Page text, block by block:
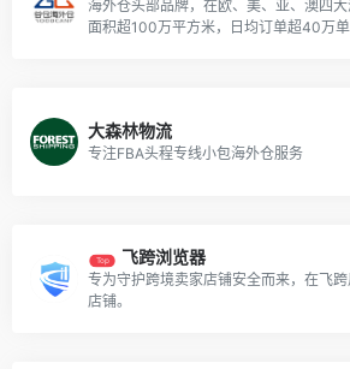
海外仓头部品牌，在欧、美、亚、澳四
面积超100万平方米，日均订单超40万单
大森林物流
专注FBA头程专线小包海外仓服务
Top 飞跨浏览器
专为守护跨境卖家店铺安全而来，在飞
店铺。